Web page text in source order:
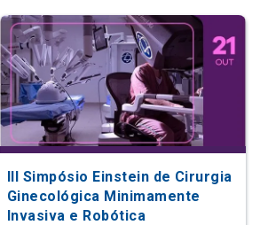
III Simpósio Einstein de Cirurgia
Ginecológica Minimamente
Invasiva e Robótica